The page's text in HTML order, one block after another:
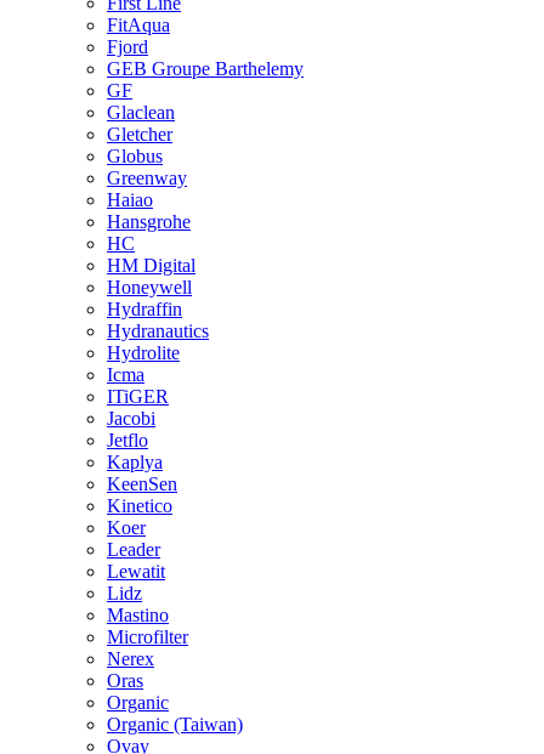
FitAqua
Fjord
GEB Groupe Barthelemy
GF
Glaclean
Gletcher
Globus
Greenway
Haiao
Hansgrohe
HC
HM Digital
Honeywell
Hydraffin
Hydranautics
Hydrolite
Icma
ITiGER
Jacobi
Jetflo
Kaplya
KeenSen
Kinetico
Koer
Leader
Lewatit
Lidz
Mastino
Microfilter
Nerex
Oras
Organic
Organic (Taiwan)
Ovay